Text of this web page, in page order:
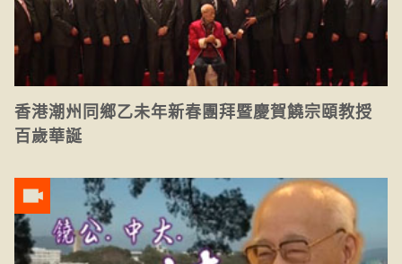
香港潮州同鄉乙未年新春團拜暨慶賀饒宗頤教授
百歲華誕